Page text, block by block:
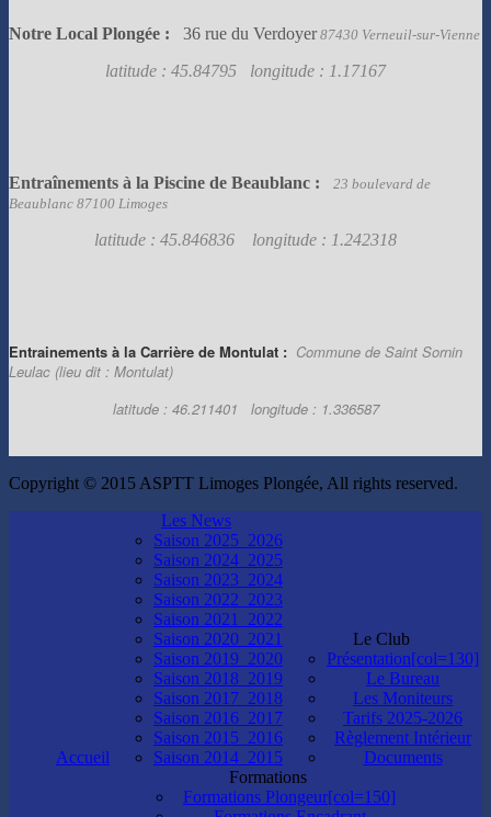
Notre Local Plongée : 36 rue du Verdoyer87430 Verneuil-sur-Vienne
latitude : 45.84795 longitude : 1.17167
Entraînements à la Piscine de Beaublanc :
23 boulevard de
Beaublanc 87100 Limoges
latitude : 45.846836 longitude : 1.242318
Entrainements à la Carrière de Montulat : Commune de Saint Sornin
Leulac (lieu dit : Montulat)
latitude : 46.211401 longitude : 1.336587
Copyright © 2015 ASPTT Limoges Plongée, All rights reserved.
Accueil
Les News
Saison 2025_2026
Saison 2024_2025
Saison 2023_2024
Saison 2022_2023
Saison 2021_2022
Saison 2020_2021
Saison 2019_2020
Saison 2018_2019
Saison 2017_2018
Saison 2016_2017
Saison 2015_2016
Saison 2014_2015
Le Club
Présentation[col=130]
Le Bureau
Les Moniteurs
Tarifs 2025-2026
Règlement Intérieur
Documents
Formations
Formations Plongeur[col=150]